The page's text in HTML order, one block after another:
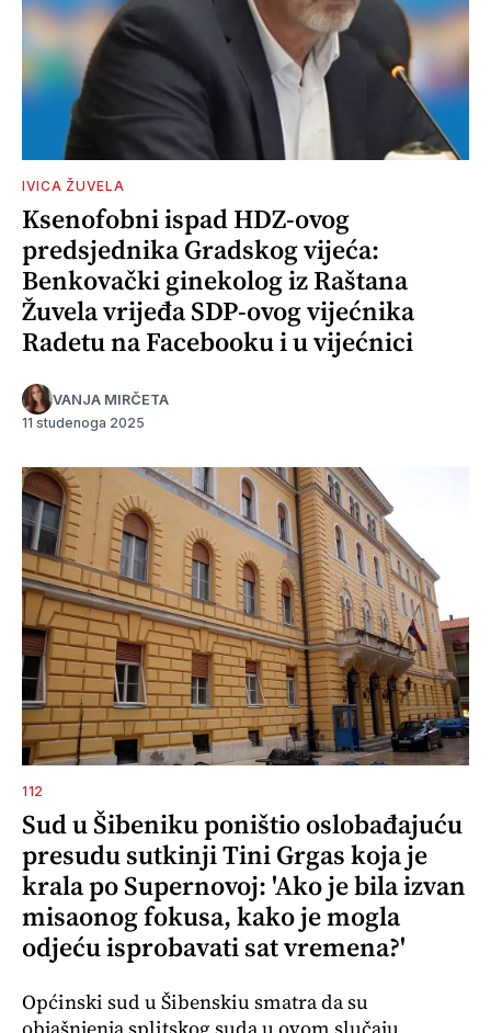
IVICA ŽUVELA
Ksenofobni ispad HDZ-ovog
predsjednika Gradskog vijeća:
Benkovački ginekolog iz Raštana
Žuvela vrijeđa SDP-ovog vijećnika
Radetu na Facebooku i u vijećnici
VANJA MIRČETA
11 studenoga 2025
112
Sud u Šibeniku poništio oslobađajuću
presudu sutkinji Tini Grgas koja je
krala po Supernovoj: 'Ako je bila izvan
misaonog fokusa, kako je mogla
odjeću isprobavati sat vremena?'
Općinski sud u Šibenskiu smatra da su